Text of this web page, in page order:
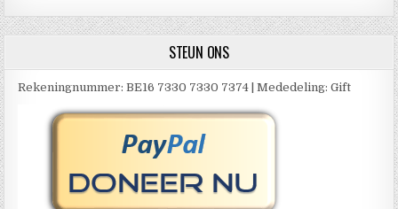
STEUN ONS
Rekeningnummer: BE16 7330 7330 7374 | Mededeling: Gift